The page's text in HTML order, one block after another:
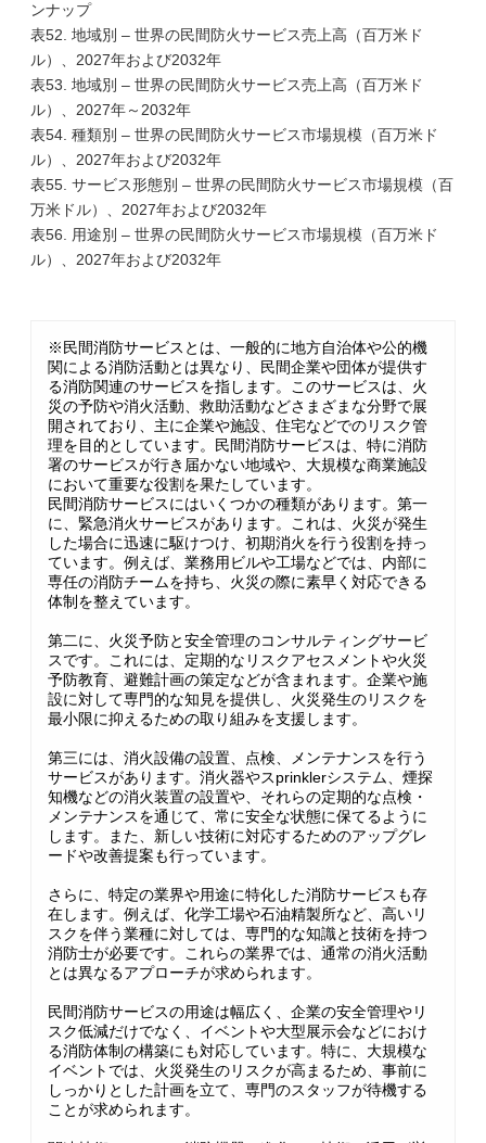
ンナップ
表52. 地域別 – 世界の民間防火サービス売上高（百万米ド
ル）、2027年および2032年
表53. 地域別 – 世界の民間防火サービス売上高（百万米ド
ル）、2027年～2032年
表54. 種類別 – 世界の民間防火サービス市場規模（百万米ド
ル）、2027年および2032年
表55. サービス形態別 – 世界の民間防火サービス市場規模（百
万米ドル）、2027年および2032年
表56. 用途別 – 世界の民間防火サービス市場規模（百万米ド
ル）、2027年および2032年
※民間消防サービスとは、一般的に地方自治体や公的機
関による消防活動とは異なり、民間企業や団体が提供す
る消防関連のサービスを指します。このサービスは、火
災の予防や消火活動、救助活動などさまざまな分野で展
開されており、主に企業や施設、住宅などでのリスク管
理を目的としています。民間消防サービスは、特に消防
署のサービスが行き届かない地域や、大規模な商業施設
において重要な役割を果たしています。
民間消防サービスにはいくつかの種類があります。第一
に、緊急消火サービスがあります。これは、火災が発生
した場合に迅速に駆けつけ、初期消火を行う役割を持っ
ています。例えば、業務用ビルや工場などでは、内部に
専任の消防チームを持ち、火災の際に素早く対応できる
体制を整えています。
第二に、火災予防と安全管理のコンサルティングサービ
スです。これには、定期的なリスクアセスメントや火災
予防教育、避難計画の策定などが含まれます。企業や施
設に対して専門的な知見を提供し、火災発生のリスクを
最小限に抑えるための取り組みを支援します。
第三には、消火設備の設置、点検、メンテナンスを行う
サービスがあります。消火器やスprinklerシステム、煙探
知機などの消火装置の設置や、それらの定期的な点検・
メンテナンスを通じて、常に安全な状態に保てるように
します。また、新しい技術に対応するためのアップグレ
ードや改善提案も行っています。
さらに、特定の業界や用途に特化した消防サービスも存
在します。例えば、化学工場や石油精製所など、高いリ
スクを伴う業種に対しては、専門的な知識と技術を持つ
消防士が必要です。これらの業界では、通常の消火活動
とは異なるアプローチが求められます。
民間消防サービスの用途は幅広く、企業の安全管理やリ
スク低減だけでなく、イベントや大型展示会などにおけ
る消防体制の構築にも対応しています。特に、大規模な
イベントでは、火災発生のリスクが高まるため、事前に
しっかりとした計画を立て、専門のスタッフが待機する
ことが求められます。